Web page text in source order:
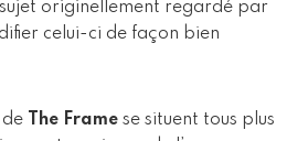
originellement regardé par
celui-ci de façon bien
de The Frame se situent tous plus